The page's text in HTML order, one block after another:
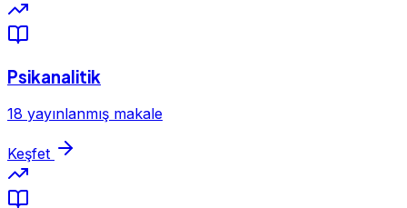
Psikanalitik
18 yayınlanmış makale
Keşfet